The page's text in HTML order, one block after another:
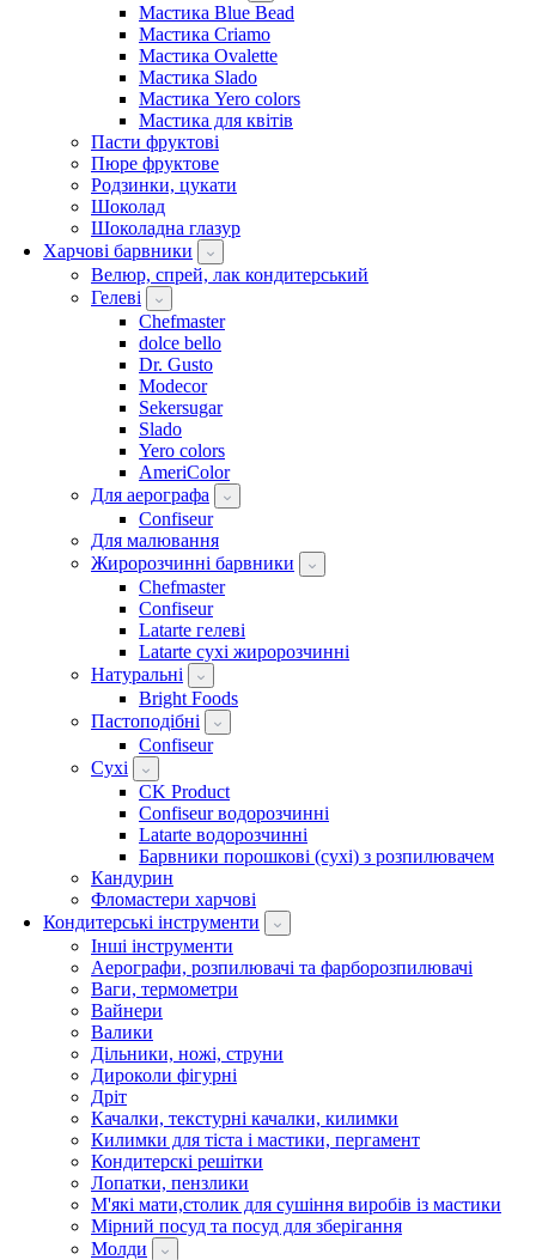
Мастика Blue Bead
Мастика Criamo
Мастика Ovalette
Мастика Slado
Мастика Yero colors
Мастика для квітів
Пасти фруктові
Пюре фруктове
Родзинки, цукати
Шоколад
Шоколадна глазур
Харчові барвники
Велюр, спрей, лак кондитерський
Гелеві
Chefmaster
dolce bello
Dr. Gusto
Modecor
Sekersugar
Slado
Yero colors
AmeriColor
Для аерографа
Confiseur
Для малювання
Жиророзчинні барвники
Chefmaster
Confiseur
Latarte гелеві
Latarte сухі жиророзчинні
Натуральні
Bright Foods
Пастоподібні
Confiseur
Сухі
CK Product
Confiseur водорозчинні
Latarte водорозчинні
Барвники порошкові (сухі) з розпилювачем
Кандурин
Фломастери харчові
Кондитерські інструменти
Інші інструменти
Аерографи, розпилювачі та фарборозпилювачі
Ваги, термометри
Вайнери
Валики
Дільники, ножі, струни
Дироколи фігурні
Дріт
Качалки, текстурні качалки, килимки
Килимки для тіста і мастики, пергамент
Кондитерскі решітки
Лопатки, пензлики
М'які мати,столик для сушіння виробів із мастики
Мірний посуд та посуд для зберігання
Молди